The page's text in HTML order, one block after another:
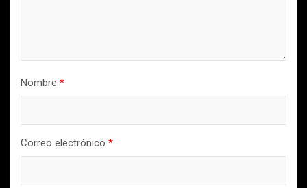
Nombre *
Correo electrónico *